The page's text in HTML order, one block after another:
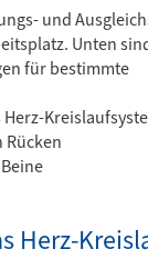
und
Unten
für bestimmte
Rücken
Herz-